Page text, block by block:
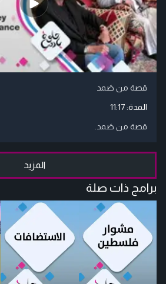
قصة من صَمد
المدة:11:17
قصة من صَمد.
المزيد
برامج ذات صلة